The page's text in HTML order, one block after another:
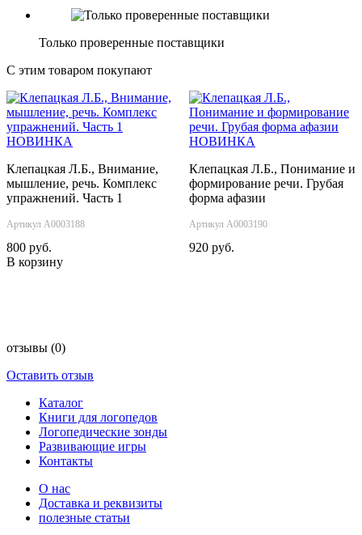
Только проверенные поставщики
С этим товаром покупают
НОВИНКА
Клепацкая Л.Б., Внимание,
мышление, речь. Комплекс
упражнений. Часть 1
Артикул А0003188
800 руб.
В корзину
НОВИНКА
Клепацкая Л.Б., Понимание и
формирование речи. Грубая
форма афазии
Артикул А0003190
920 руб.
отзывы (0)
Оставить отзыв
Каталог
Книги для логопедов
Логопедические зонды
Развивающие игры
Контакты
О нас
Доставка и реквизиты
полезные статьи